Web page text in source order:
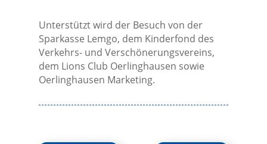
Unterstützt wird der Besuch von der
Sparkasse Lemgo, dem Kinderfond des
Verkehrs- und Verschönerungsvereins,
dem Lions Club Oerlinghausen sowie
Oerlinghausen Marketing.